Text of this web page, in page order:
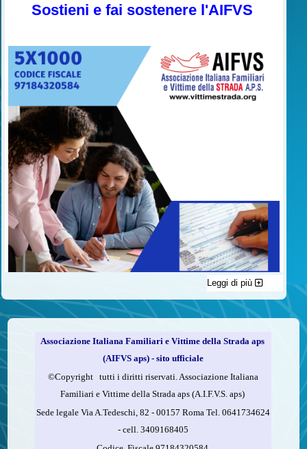
Sostieni e fai sostenere l'AIFVS
C'è un modo di contribuire alle attività dell’A.I.F.V.S. a favore
delle vittime della strada e per dare giustizia ai superstiti ed ai
loro familiari che non costa nulla: devolvere il 5 per mille della
Compila la scheda CUD o del modello 730.
Firma nel riquadro indicato come “Sostegno delle
organizzazioni non lucrative di utilità sociale, delle associazioni
Indica nel riquadro il codice fiscale dell’A.I.F.V.S.:
Leggi di più
Associazione Italiana Familiari e Vittime della Strada aps
(AIFVS aps) - sito ufficiale
©​Copyright tutti i diritti riservati. Associazione Italiana
Familiari e Vittime della Strada aps (A.I.F.V.S. aps)
Sede legale Via A.Tedeschi, 82 - 00157 Roma Tel. 0641734624
-cell.3409168405